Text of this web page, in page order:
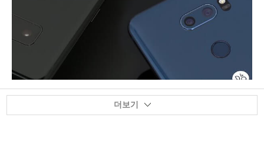
더보기